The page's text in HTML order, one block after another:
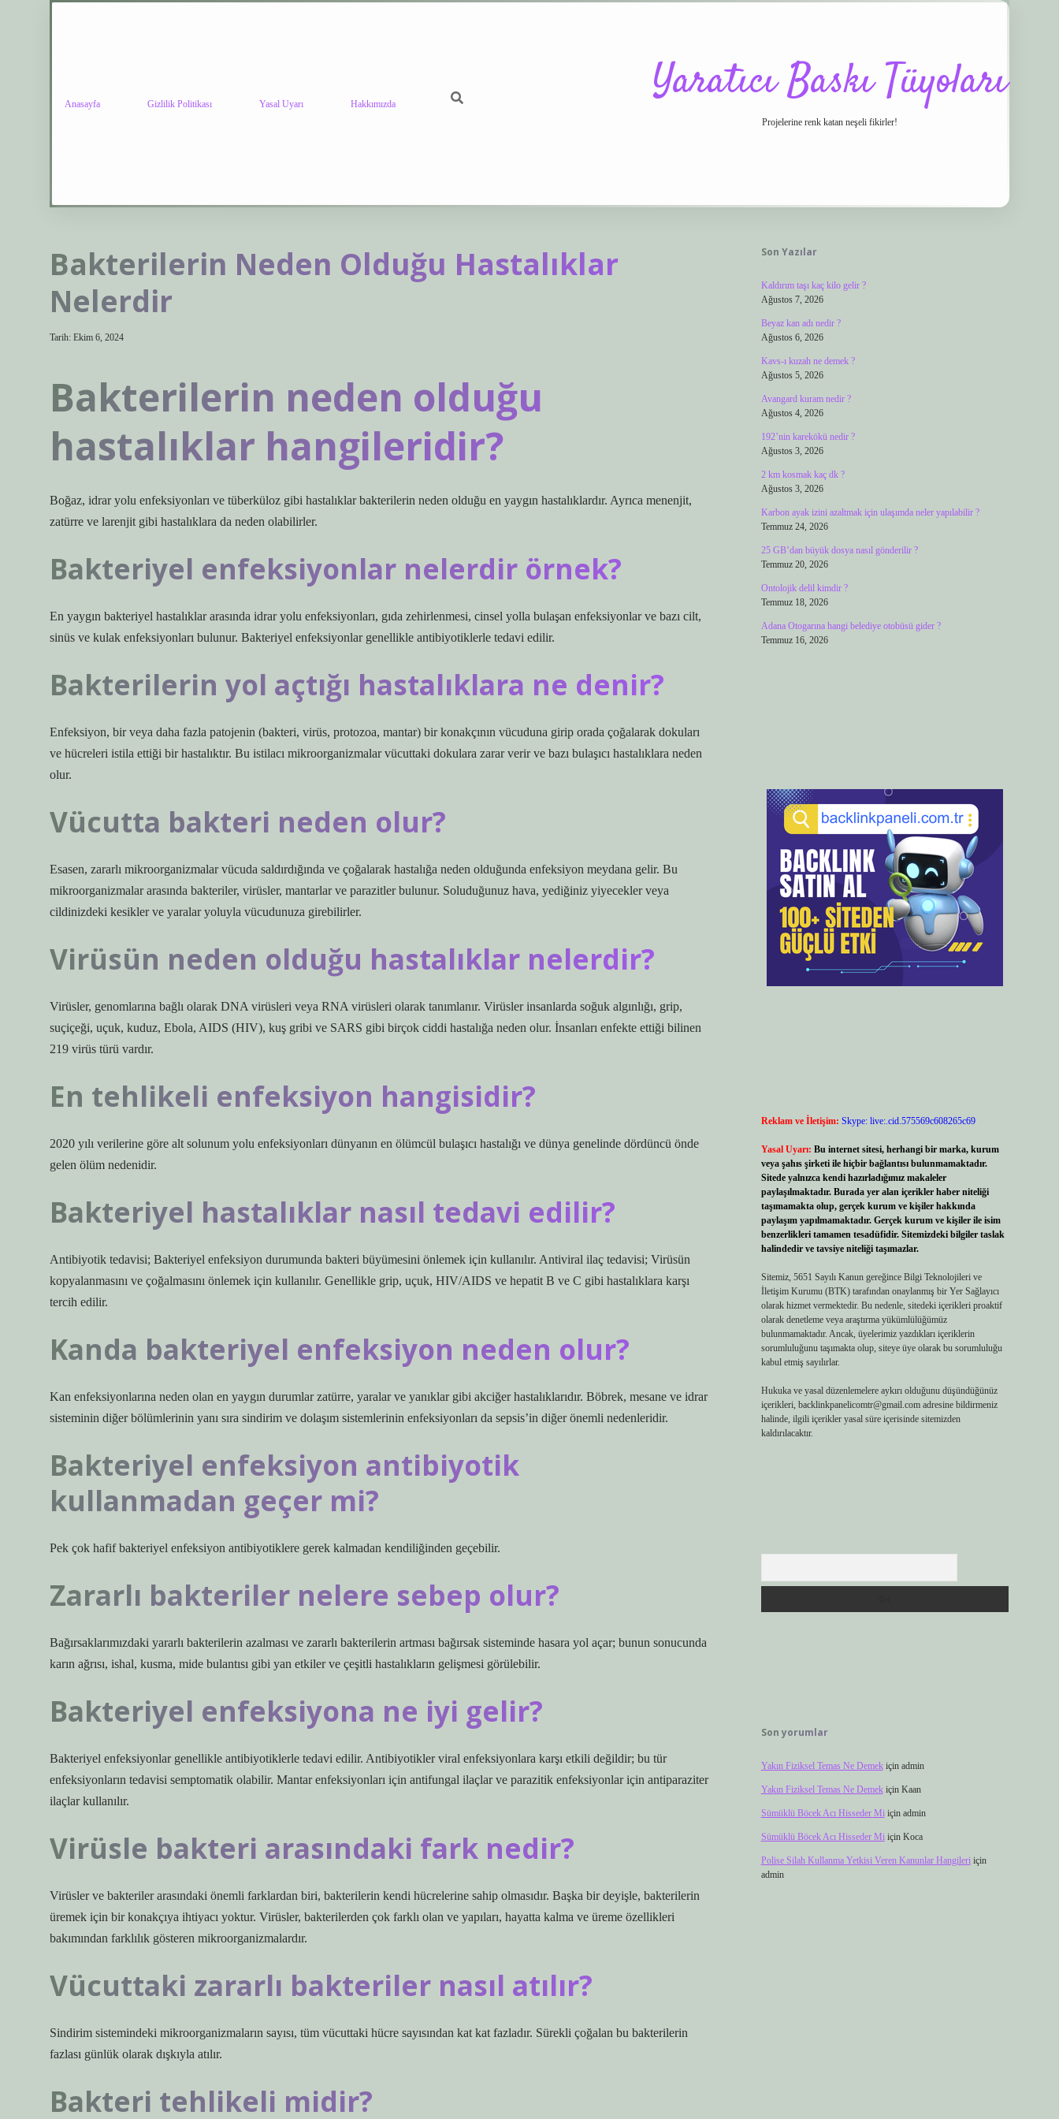
Anasayfa Gizlilik Politikası Yasal Uyarı Hakkımızda Yaratıcı Baskı Tüyoları
Projelerine renk katan neşeli fikirler!
Bakterilerin Neden Olduğu Hastalıklar
Nelerdir
Tarih: Ekim 6, 2024
Bakterilerin neden olduğu
hastalıklar hangileridir?
Boğaz, idrar yolu enfeksiyonları ve tüberküloz gibi hastalıklar bakterilerin neden olduğu en yaygın hastalıklardır. Ayrıca menenjit,
zatürre ve larenjit gibi hastalıklara da neden olabilirler.
Bakteriyel enfeksiyonlar nelerdir örnek?
En yaygın bakteriyel hastalıklar arasında idrar yolu enfeksiyonları, gıda zehirlenmesi, cinsel yolla bulaşan enfeksiyonlar ve bazı cilt,
sinüs ve kulak enfeksiyonları bulunur. Bakteriyel enfeksiyonlar genellikle antibiyotiklerle tedavi edilir.
Bakterilerin yol açtığı hastalıklara ne denir?
Enfeksiyon, bir veya daha fazla patojenin (bakteri, virüs, protozoa, mantar) bir konakçının vücuduna girip orada çoğalarak dokuları
ve hücreleri istila ettiği bir hastalıktır. Bu istilacı mikroorganizmalar vücuttaki dokulara zarar verir ve bazı bulaşıcı hastalıklara neden
olur.
Vücutta bakteri neden olur?
Esasen, zararlı mikroorganizmalar vücuda saldırdığında ve çoğalarak hastalığa neden olduğunda enfeksiyon meydana gelir. Bu
mikroorganizmalar arasında bakteriler, virüsler, mantarlar ve parazitler bulunur. Soluduğunuz hava, yediğiniz yiyecekler veya
cildinizdeki kesikler ve yaralar yoluyla vücudunuza girebilirler.
Virüsün neden olduğu hastalıklar nelerdir?
Virüsler, genomlarına bağlı olarak DNA virüsleri veya RNA virüsleri olarak tanımlanır. Virüsler insanlarda soğuk algınlığı, grip,
suçiçeği, uçuk, kuduz, Ebola, AIDS (HIV), kuş gribi ve SARS gibi birçok ciddi hastalığa neden olur. İnsanları enfekte ettiği bilinen
219 virüs türü vardır.
En tehlikeli enfeksiyon hangisidir?
2020 yılı verilerine göre alt solunum yolu enfeksiyonları dünyanın en ölümcül bulaşıcı hastalığı ve dünya genelinde dördüncü önde
gelen ölüm nedenidir.
Bakteriyel hastalıklar nasıl tedavi edilir?
Antibiyotik tedavisi; Bakteriyel enfeksiyon durumunda bakteri büyümesini önlemek için kullanılır. Antiviral ilaç tedavisi; Virüsün
kopyalanmasını ve çoğalmasını önlemek için kullanılır. Genellikle grip, uçuk, HIV/AIDS ve hepatit B ve C gibi hastalıklara karşı
tercih edilir.
Kanda bakteriyel enfeksiyon neden olur?
Kan enfeksiyonlarına neden olan en yaygın durumlar zatürre, yaralar ve yanıklar gibi akciğer hastalıklarıdır. Böbrek, mesane ve idrar
sisteminin diğer bölümlerinin yanı sıra sindirim ve dolaşım sistemlerinin enfeksiyonları da sepsis’in diğer önemli nedenleridir.
Bakteriyel enfeksiyon antibiyotik
kullanmadan geçer mi?
Pek çok hafif bakteriyel enfeksiyon antibiyotiklere gerek kalmadan kendiliğinden geçebilir.
Zararlı bakteriler nelere sebep olur?
Bağırsaklarımızdaki yararlı bakterilerin azalması ve zararlı bakterilerin artması bağırsak sisteminde hasara yol açar; bunun sonucunda
karın ağrısı, ishal, kusma, mide bulantısı gibi yan etkiler ve çeşitli hastalıkların gelişmesi görülebilir.
Bakteriyel enfeksiyona ne iyi gelir?
Bakteriyel enfeksiyonlar genellikle antibiyotiklerle tedavi edilir. Antibiyotikler viral enfeksiyonlara karşı etkili değildir; bu tür
enfeksiyonların tedavisi semptomatik olabilir. Mantar enfeksiyonları için antifungal ilaçlar ve parazitik enfeksiyonlar için antiparaziter
ilaçlar kullanılır.
Virüsle bakteri arasındaki fark nedir?
Virüsler ve bakteriler arasındaki önemli farklardan biri, bakterilerin kendi hücrelerine sahip olmasıdır. Başka bir deyişle, bakterilerin
üremek için bir konakçıya ihtiyacı yoktur. Virüsler, bakterilerden çok farklı olan ve yapıları, hayatta kalma ve üreme özellikleri
bakımından farklılık gösteren mikroorganizmalardır.
Vücuttaki zararlı bakteriler nasıl atılır?
Sindirim sistemindeki mikroorganizmaların sayısı, tüm vücuttaki hücre sayısından kat kat fazladır. Sürekli çoğalan bu bakterilerin
fazlası günlük olarak dışkıyla atılır.
Bakteri tehlikeli midir?
Son Yazılar
Kaldırım taşı kaç kilo gelir ?
Ağustos 7, 2026
Beyaz kan adı nedir ?
Ağustos 6, 2026
Kavs-ı kuzah ne demek ?
Ağustos 5, 2026
Avangard kuram nedir ?
Ağustos 4, 2026
192’nin karekökü nedir ?
Ağustos 3, 2026
2 km kosmak kaç dk ?
Ağustos 3, 2026
Karbon ayak izini azaltmak için ulaşımda neler yapılabilir ?
Temmuz 24, 2026
25 GB’dan büyük dosya nasıl gönderilir ?
Temmuz 20, 2026
Ontolojik delil kimdir ?
Temmuz 18, 2026
Adana Otogarına hangi belediye otobüsü gider ?
Temmuz 16, 2026
Reklam ve İletişim: Skype: live:.cid.575569c608265c69
Yasal Uyarı: Bu internet sitesi, herhangi bir marka, kurum
veya şahıs şirketi ile hiçbir bağlantısı bulunmamaktadır.
Sitede yalnızca kendi hazırladığımız makaleler
paylaşılmaktadır. Burada yer alan içerikler haber niteliği
taşımamakta olup, gerçek kurum ve kişiler hakkında
paylaşım yapılmamaktadır. Gerçek kurum ve kişiler ile isim
benzerlikleri tamamen tesadüfidir. Sitemizdeki bilgiler taslak
halindedir ve tavsiye niteliği taşımazlar.
Sitemiz, 5651 Sayılı Kanun gereğince Bilgi Teknolojileri ve
İletişim Kurumu (BTK) tarafından onaylanmış bir Yer Sağlayıcı
olarak hizmet vermektedir. Bu nedenle, sitedeki içerikleri proaktif
olarak denetleme veya araştırma yükümlülüğümüz
bulunmamaktadır. Ancak, üyelerimiz yazdıkları içeriklerin
sorumluluğunu taşımakta olup, siteye üye olarak bu sorumluluğu
kabul etmiş sayılırlar.
Hukuka ve yasal düzenlemelere aykırı olduğunu düşündüğünüz
içerikleri, backlinkpanelicomtr@gmail.comadresine bildirmeniz
halinde, ilgili içerikler yasal süre içerisinde sitemizden
kaldırılacaktır.
Son yorumlar
Yakın Fiziksel Temas Ne Demekiçin admin
Yakın Fiziksel Temas Ne Demekiçin Kaan
Sümüklü Böcek Acı Hisseder Miiçin admin
Sümüklü Böcek Acı Hisseder Miiçin Koca
Polise Silah Kullanma Yetkisi Veren Kanunlar Hangileriiçin
admin